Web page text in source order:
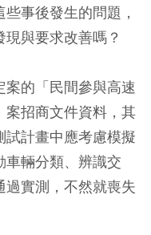
事後發生的問題，
與要求改善嗎？
的「民間參與高速
案招商文件資料，其
試計畫中應考慮模擬
車輛分類、辨識交
實測，不然就喪失